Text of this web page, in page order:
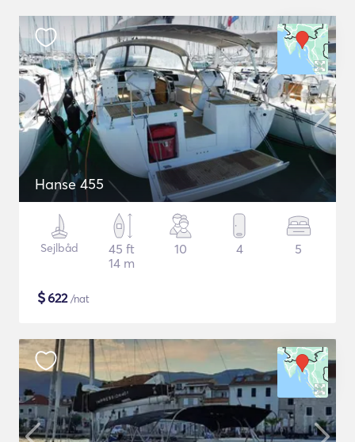
Hanse 455
Sejlbåd
45 ft
14 m
10 4 5
$622/nat